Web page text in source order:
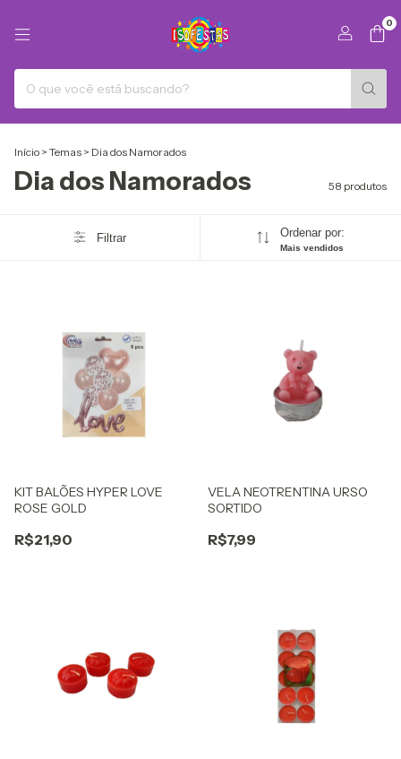
0
Início > Temas > Dia dos Namorados
Dia dos Namorados 58 produtos
Filtrar Ordenar por:
Mais vendidos
KIT BALÕES HYPER LOVE
ROSE GOLD
R$21,90
VELA NEOTRENTINA URSO
SORTIDO
R$7,99